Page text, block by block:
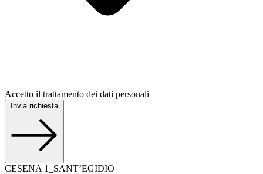
Accetto il trattamento dei dati personali
Invia richiesta
CESENA 1_SANT’EGIDIO